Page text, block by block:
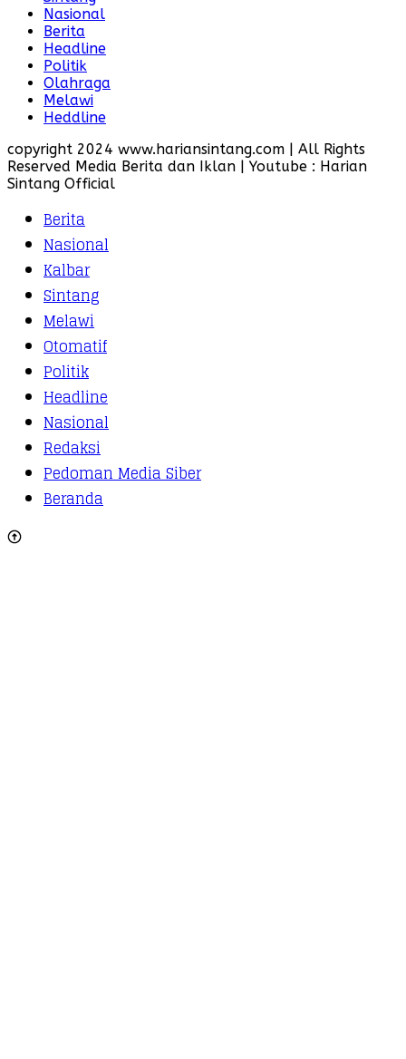
Nasional
Berita
Headline
Politik
Olahraga
Melawi
Heddline
copyright 2024 www.hariansintang.com | All Rights
Reserved Media Berita dan Iklan | Youtube : Harian
Sintang Official
Berita
Nasional
Kalbar
Sintang
Melawi
Otomatif
Politik
Headline
Nasional
Redaksi
Pedoman Media Siber
Beranda